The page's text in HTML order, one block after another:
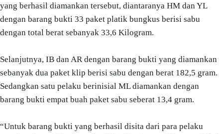
yang berhasil diamankan tersebut, diantaranya HM dan YL
dengan barang bukti 33 paket platik bungkus berisi sabu
dengan total berat sebanyak 33,6 Kilogram.
Selanjutnya, IB dan AR dengan barang bukti yang diamankan
sebanyak dua paket klip berisi sabu dengan berat 182,5 gram.
Sedangkan satu pelaku berinisial ML diamankan dengan
barang bukti empat buah paket sabu seberat 13,4 gram.
“Untuk barang bukti yang berhasil disita dari para pelaku